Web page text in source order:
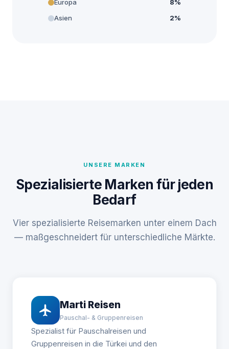
Europa
8%
Asien
2%
UNSERE MARKEN
Spezialisierte Marken für jeden
Bedarf
Vier spezialisierte Reisemarken unter einem Dach
— maßgeschneidert für unterschiedliche Märkte.
Marti Reisen
Pauschal- & Gruppenreisen
Spezialist für Pauschalreisen und
Gruppenreisen in die Türkei und den